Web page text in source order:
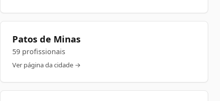
Patos de Minas
59 profissionais
Ver página da cidade →